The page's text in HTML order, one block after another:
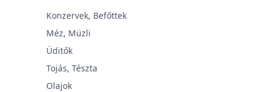
Konzervek, Befőttek
Méz, Müzli
Üditők
Tojás, Tészta
Olajok